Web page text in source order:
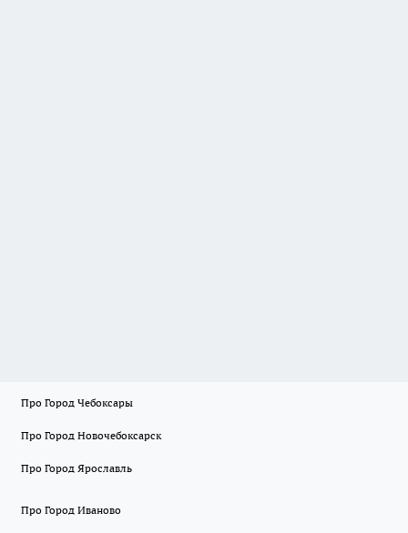
Про Город Чебоксары
Про Город Новочебоксарск
Про Город Ярославль
Про Город Иваново